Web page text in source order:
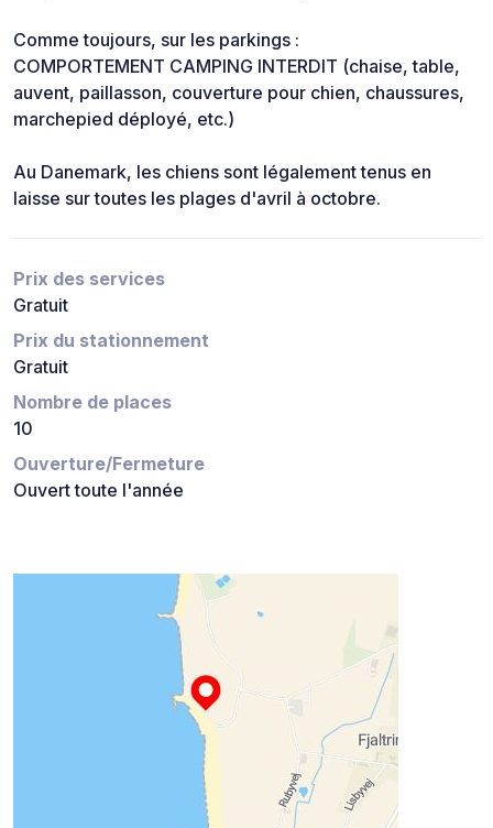
Comme toujours, sur les parkings :
COMPORTEMENT CAMPING INTERDIT (chaise, table,
auvent, paillasson, couverture pour chien, chaussures,
marchepied déployé, etc.)
Au Danemark, les chiens sont légalement tenus en
laisse sur toutes les plages d'avril à octobre.
Prix des services
Gratuit
Prix du stationnement
Gratuit
Nombre de places
10
Ouverture/Fermeture
Ouvert toute l'année